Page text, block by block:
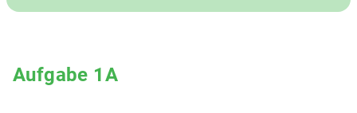
Aufgabe 1A